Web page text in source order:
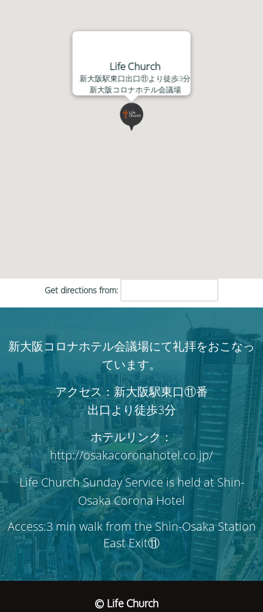
Life Church
新大阪駅東口出口⑪より徒歩3分
新大阪コロナホテル会議場
Get directions from:
新大阪コロナホテル会議場にて礼拝をおこなっ
ています。
アクセス：新大阪駅東口⑪番
出口より徒歩3分
ホテルリンク：
http://osakacoronahotel.co.jp/
Life Church Sunday Service is held at Shin-
Osaka Corona Hotel
Access:3 min walk from the Shin-Osaka Station
East Exit⑪
© Life Church